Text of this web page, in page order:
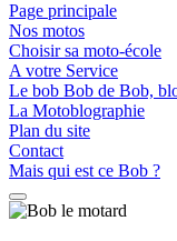
Page principale
Nos motos
Choisir sa moto-école
A votre Service
Le bob Bob de Bob,
La Motoblographie
Plan du site
Contact
Mais qui est ce Bob ?